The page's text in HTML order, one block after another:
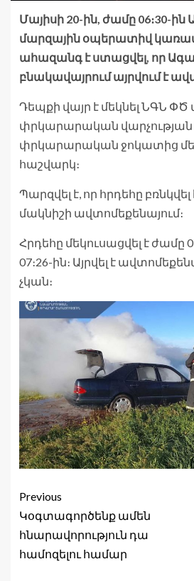
Մայիսի 20-ին, ժամը 06։30-
մարզային օպերատիվ
ահազանգ է ստացվել, որ
բնակավայրում այրվում է
Դեպքի վայր է մեկնել ՆԳՆ ՓԾ
փրկարարական վարչության
փրկարարական ջոկատից
հաշվարկ։
Պարզվել է, որ հրդեհը բռնկվել
մակնիշի ավտոմեքենայում։
Հրդեհը մեկուսացվել է ժամը
07։26-ին։ Այրվել է
չկան։
Previous
Կօգտագործենք ամեն
հնարավորություն դա
համոզելու համար